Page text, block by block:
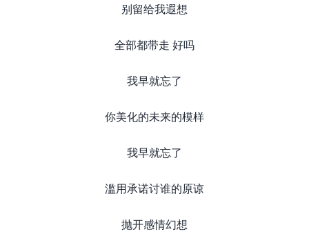
别留给我遐想
全部都带走 好吗
我早就忘了
你美化的未来的模样​
我早就忘了
滥用承诺讨谁的原谅
抛开感情幻想